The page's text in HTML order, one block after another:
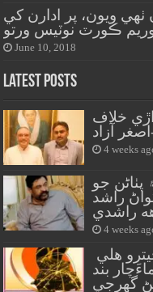
ويون، پر ادارن کي
ڪورٽ نوٽيس ورتو
June 10, 2018
Latest Posts
خلاف
آزاد
4 weeks
جو
راشد
راشدي
4 weeks
بند
گهرجي